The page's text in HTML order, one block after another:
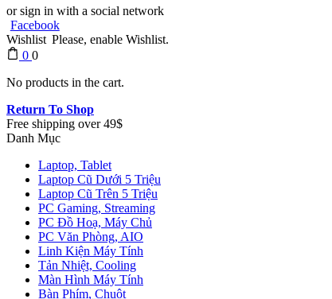
or sign in with a social network
Facebook
Wishlist Please, enable Wishlist.
0 0
No products in the cart.
Return To Shop
Free shipping over 49$
Danh Mục
Laptop, Tablet
Laptop Cũ Dưới 5 Triệu
Laptop Cũ Trên 5 Triệu
PC Gaming, Streaming
PC Đồ Hoạ, Máy Chủ
PC Văn Phòng, AIO
Linh Kiện Máy Tính
Tản Nhiệt, Cooling
Màn Hình Máy Tính
Bàn Phím, Chuột